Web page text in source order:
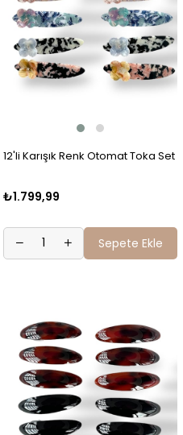
12'li Karışık Renk Otomat Toka Set
₺1.799,99
Sepete Ekle